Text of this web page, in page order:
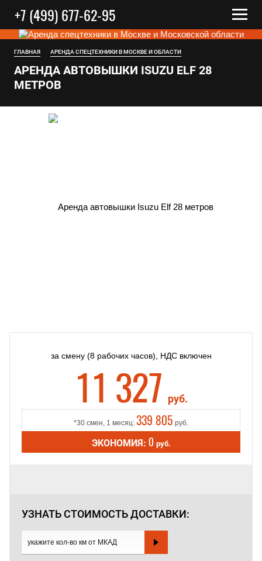
+7 (499) 677-62-95
ГЛАВНАЯ АРЕНДА СПЕЦТЕХНИКИ В МОСКВЕ И ОБЛАСТИ
АРЕНДА АВТОВЫШКИ ISUZU ELF 28
МЕТРOВ
11 327руб.
за смену (8 рабочих часов), НДС включен
*30 смен, 1 месяц: 339 805 руб.
ЭКОНОМИЯ: 0 руб.
УЗНАТЬ СТОИМОСТЬДОСТАВКИ: